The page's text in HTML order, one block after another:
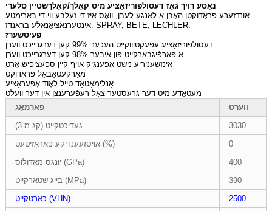
נאַסע רויך גאַז דעסולפוריזאַציע מיט קאַלך/קאַלךשטיין סלערי
אונדזערע פּראָדוקטן האָבן אַ לאַנגע לעבן, וואָס איז די זעלבע ווי די באַרימטע
אינטערנאַציאָנאַלע בראַנדז: SPRAY, BETE, LECHLER.
פֿעיִטשערז
דעסולפוריזאַציע עפעקטיווקייט העכער 99% קען דערגרייכט ווערן
א פאַרפֿיגבאַרקייט פון איבער 98% קען דערגרייכט ווערן
אינזשעניריע נישט אָפענגיק אויף קיין ספּעציפֿיש אָרט
מאַרקעטאַבאַל פּראָדוקט
אַנלימאַטאַד טייל לאָוד אָפּעראַציע
מעטאָדע מיט דער גרעסטער צאָל רעפֿערענצן אין דער וועלט
פאַרמאָג
ווערט
געדיכטקייט (קג.מ-3)
3030
אויסזעענדיקע פּאָראָזיטעט (%)
0
יונגס מאָדולוס (GPa)
400
בייג שטאַרקייט (MPa)
390
כאַרטקייט (VHN)
2500